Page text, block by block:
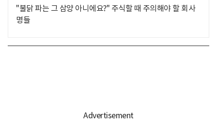
"불닭 파는 그 삼양 아니에요?" 주식할 때 주의해야 할 회사
명들